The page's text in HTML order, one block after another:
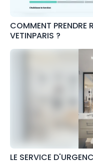
COMMENT PRENDRE
VETINPARIS ?
LE SERVICE